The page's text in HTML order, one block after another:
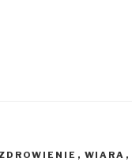
, WIARA ,